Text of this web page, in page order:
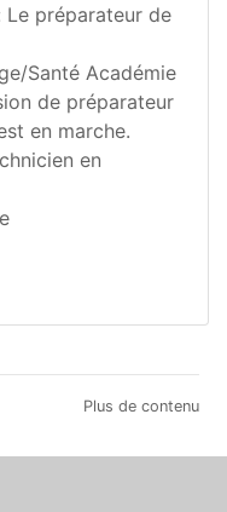
Le préparateur de
Santé Académie
de préparateur
en marche.
en
Plus de contenu